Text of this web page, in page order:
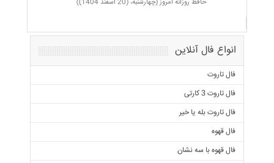
حافظ روزانه امروز (چهارشنبه، (20 اسفند 1404))
انواع فال آنلاین
فال تاروت
فال تاروت 3 کارتی
فال تاروت بله یا خیر
فال قهوه
فال قهوه با سه نشان